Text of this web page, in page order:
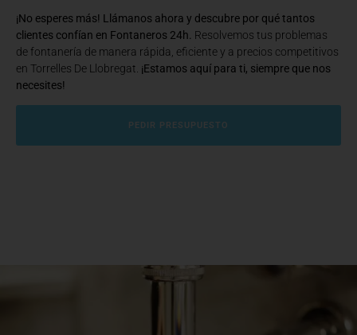
¡No esperes más! Llámanos ahora y descubre por qué tantos
clientes confían en Fontaneros 24h. Resolvemos tus problemas
de fontanería de manera rápida, eficiente y a precios competitivos
en Torrelles De Llobregat. ¡Estamos aquí para ti, siempre que nos
necesites!
PEDIR PRESUPUESTO